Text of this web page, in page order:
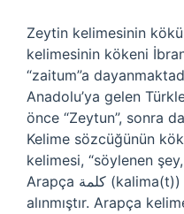
Zeytin kelimesinin
kelimesinin kökeni
“zaitum”a
Anadolu’ya gelen
önce “Zeytun”, sonra
Kelime sözcüğünün
kelimesi, “söylenen
Arapça كلمة (kalima(t)) kelimesinden ödünç
alınmıştır. Arapça